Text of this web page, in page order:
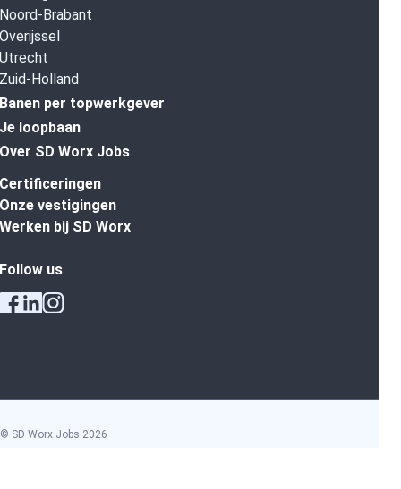
Noord-Brabant
Overijssel
Utrecht
Zuid-Holland
Banen per topwerkgever
Je loopbaan
Over SD Worx Jobs
Certificeringen
Onze vestigingen
Werken bij SD Worx
Follow us
© SD Worx Jobs 2026